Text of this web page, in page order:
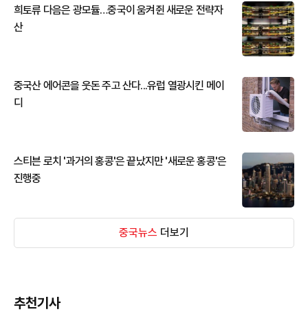
희토류 다음은 광모듈…중국이 움켜쥔 새로운 전략자
산
중국산 에어콘을 웃돈 주고 산다...유럽 열광시킨 메이
디
스티븐 로치 '과거의 홍콩'은 끝났지만 '새로운 홍콩'은
진행중
중국뉴스 더보기
추천기사